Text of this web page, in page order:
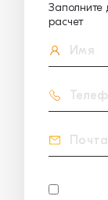
Заполните
расчет